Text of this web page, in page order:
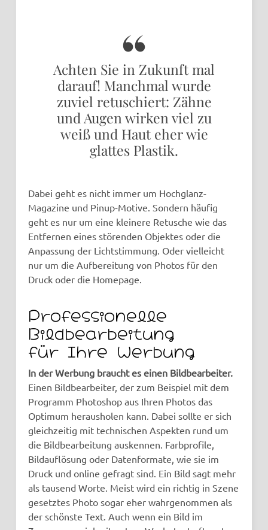
Achten Sie in Zukunft mal
darauf! Manchmal wurde
zuviel retuschiert: Zähne
und Augen wirken viel zu
weiß und Haut eher wie
glattes Plastik.
Dabei geht es nicht immer um Hochglanz-
Magazine und Pinup-Motive. Sondern häufig
geht es nur um eine kleinere Retusche wie das
Entfernen eines störenden Objektes oder die
Anpassung der Lichtstimmung. Oder vielleicht
nur um die Aufbereitung von Photos für den
Druck oder die Homepage.
Professionelle
Bildbearbeitung
für Ihre Werbung
In der Werbung braucht es einen Bildbearbeiter.
Einen Bildbearbeiter, der zum Beispiel mit dem
Programm Photoshop aus Ihren Photos das
Optimum herausholen kann. Dabei sollte er sich
gleichzeitig mit technischen Aspekten rund um
die Bildbearbeitung auskennen. Farbprofile,
Bildauflösung oder Datenformate, wie sie im
Druck und online gefragt sind. Ein Bild sagt mehr
als tausend Worte. Meist wird ein richtig in Szene
gesetztes Photo sogar eher wahrgenommen als
der schönste Text. Auch wenn ein Bild im